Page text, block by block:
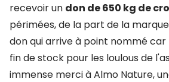
recevoir un don de 650 kg de
périmées, de la part de la
don qui arrive à point nommé car
fin de stock pour les loulous de
immense merci à Almo Nature,